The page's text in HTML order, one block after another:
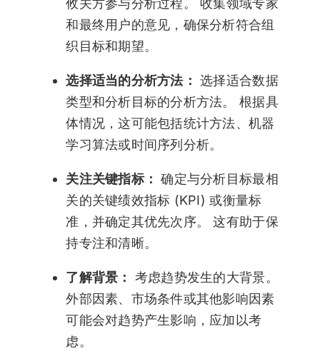
和最终用户的意见，确保分析符合组
织目标和期望。
选择适当的分析方法：选择适合数据
类型和分析目标的分析方法。 根据具
体情况，这可能包括统计方法、机器
学习算法或时间序列分析。
关注关键指标：确定与分析目标最相
关的关键绩效指标 (KPI) 或衡量标
准，并确定其优先次序。 这有助于保
持专注和清晰。
了解背景： 考虑趋势发生的大背景。
外部因素、市场条件或其他影响因素
可能会对趋势产生影响，应加以考
虑。